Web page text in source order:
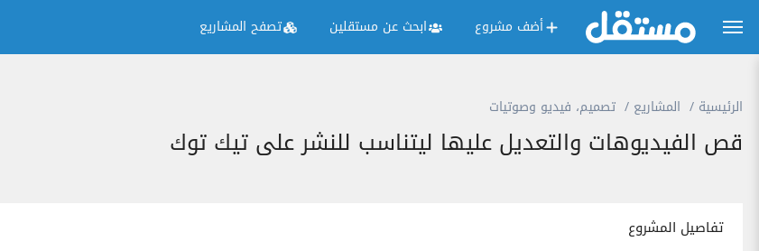
أضف مشروع ابحث عن مستقلين تصفح المشاريع
الرئيسية المشاريع تصميم، فيديو وصوتيات
قص الفيديوهات والتعديل عليها ليتناسب للنشر على تيك توك
تفاصيل المشروع